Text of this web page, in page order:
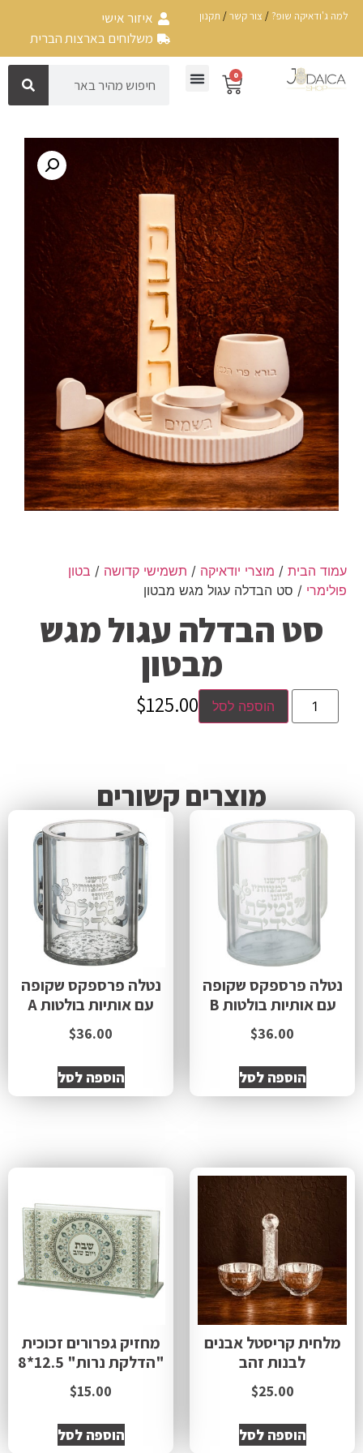
למה ג'ודאיקה שופ? / צור קשר/ תקנון
איזור אישי
משלוחים בארצות הברית
0
עמוד הבית / מוצרי יודאיקה / תשמישי קדושה / בטון
פולימרי / סט הבדלה עגול מגש מבטון
סט הבדלה עגול מגש
מבטון
הוספה לסל $125.00
מוצרים קשורים
נטלה פרספקס שקופה
עם אותיות בולטות B
$36.00
הוספה לסל
נטלה פרספקס שקופה
עם אותיות בולטות A
$36.00
הוספה לסל
מלחית קריסטל אבנים
לבנות זהב
$25.00
הוספה לסל
מחזיק גפרורים זכוכית
"הדלקת נרות" 12.5*8
$15.00
הוספה לסל